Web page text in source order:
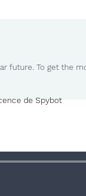
de Spybot
future. To get the